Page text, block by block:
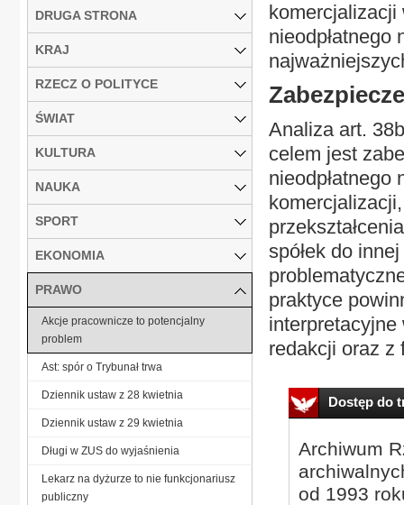
komercjalizacji
Analiza art.
celem jest
nieodpłatnego
spółek do
praktyce
redakcji oraz z
Dostęp do
Archiwum
od 1993
DRUGA STRONA
KRAJ
RZECZ O POLITYCE
ŚWIAT
KULTURA
NAUKA
SPORT
EKONOMIA
PRAWO
Akcje pracownicze to potencjalny
problem
Ast: spór o Trybunał trwa
Dziennik ustaw z 28 kwietnia
Dziennik ustaw z 29 kwietnia
Długi w ZUS do wyjaśnienia
Lekarz na dyżurze to nie funkcjonariusz
publiczny